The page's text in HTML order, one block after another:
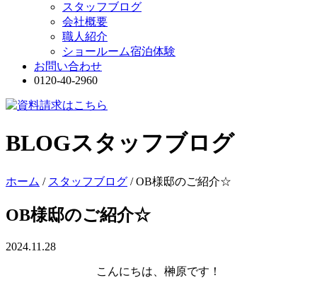
スタッフブログ
会社概要
職人紹介
ショールーム宿泊体験
お問い合わせ
0120-40-2960
BLOGスタッフブログ
ホーム / スタッフブログ /OB様邸のご紹介☆
OB様邸のご紹介☆
2024.11.28
こんにちは、榊原です！